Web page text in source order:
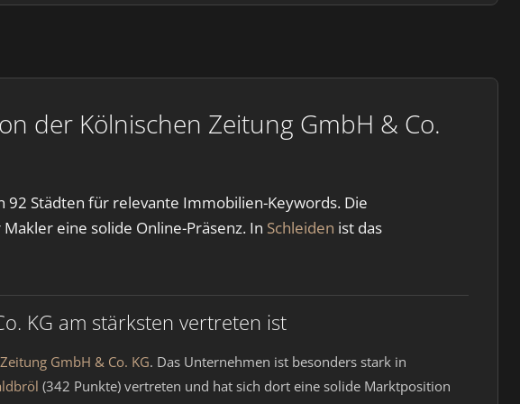
der Kölnischen Zeitung GmbH & Co.
92 Städten für relevante Immobilien-Keywords. Die
eine solide Online-Präsenz. In Schleiden ist das
KG am stärksten vertreten ist
GmbH & Co. KG. Das Unternehmen ist besonders stark in
(342 Punkte) vertreten und hat sich dort eine solide Marktposition